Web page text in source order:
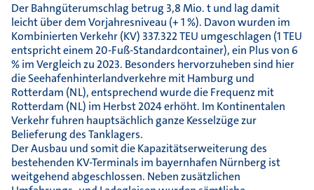
Der Bahngüterumschlag betrug 3,8 Mio. t und lag damit
leicht über dem Vorjahresniveau (+ 1 %). Davon wurden im
Kombinierten Verkehr (KV) 337.322 TEU umgeschlagen (1 TEU
entspricht einem 20-Fuß-Standardcontainer), ein Plus von 6
% im Vergleich zu 2023. Besonders hervorzuheben sind hier
die Seehafenhinterlandverkehre mit Hamburg und
Rotterdam (NL), entsprechend wurde die Frequenz mit
Rotterdam (NL) im Herbst 2024 erhöht. Im Kontinentalen
Verkehr fuhren hauptsächlich ganze Kesselzüge zur
Belieferung des Tanklagers.
Der Ausbau und somit die Kapazitätserweiterung des
bestehenden KV-Terminals im bayernhafen Nürnberg ist
weitgehend abgeschlossen. Neben zusätzlichen